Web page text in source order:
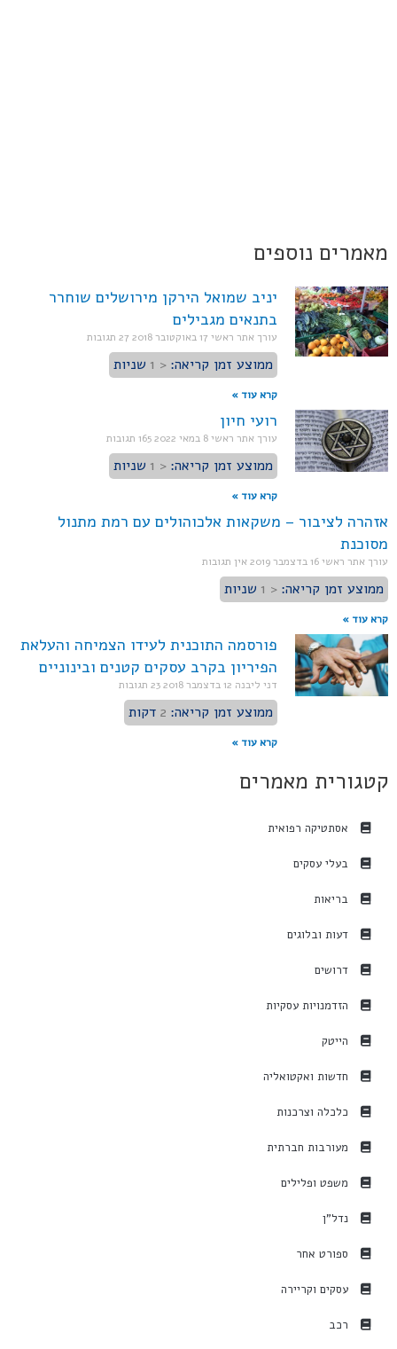
מאמרים נוספים
יניב שמואל הירקן מירושלים שוחרר
בתנאים מגבילים
עורך אתר ראשי 17 באוקטובר 2018 27 תגובות
ממוצע זמן קריאה: < 1 שניות
קרא עוד »
רועי חיון
עורך אתר ראשי8 במאי 2022 165 תגובות
ממוצע זמן קריאה: < 1 שניות
קרא עוד »
אזהרה לציבור – משקאות אלכוהולים עם רמת מתנול
מסוכנת
עורך אתר ראשי16 בדצמבר 2019 אין תגובות
ממוצע זמן קריאה: < 1 שניות
קרא עוד »
פורסמה התוכנית לעידו הצמיחה והעלאת
הפיריון בקרב עסקים קטנים ובינוניים
דני ליבנה 12 בדצמבר 2018 23 תגובות
ממוצע זמן קריאה: 2 דקות
קרא עוד »
קטגורית מאמרים
אסתטיקה רפואית
בעלי עסקים
בריאות
דעות ובלוגים
דרושים
הזדמנויות עסקיות
הייטק
חדשות ואקטואליה
כלכלה וצרכנות
מעורבות חברתית
משפט ופלילים
נדל"ן
ספורט אחר
עסקים וקריירה
רכב